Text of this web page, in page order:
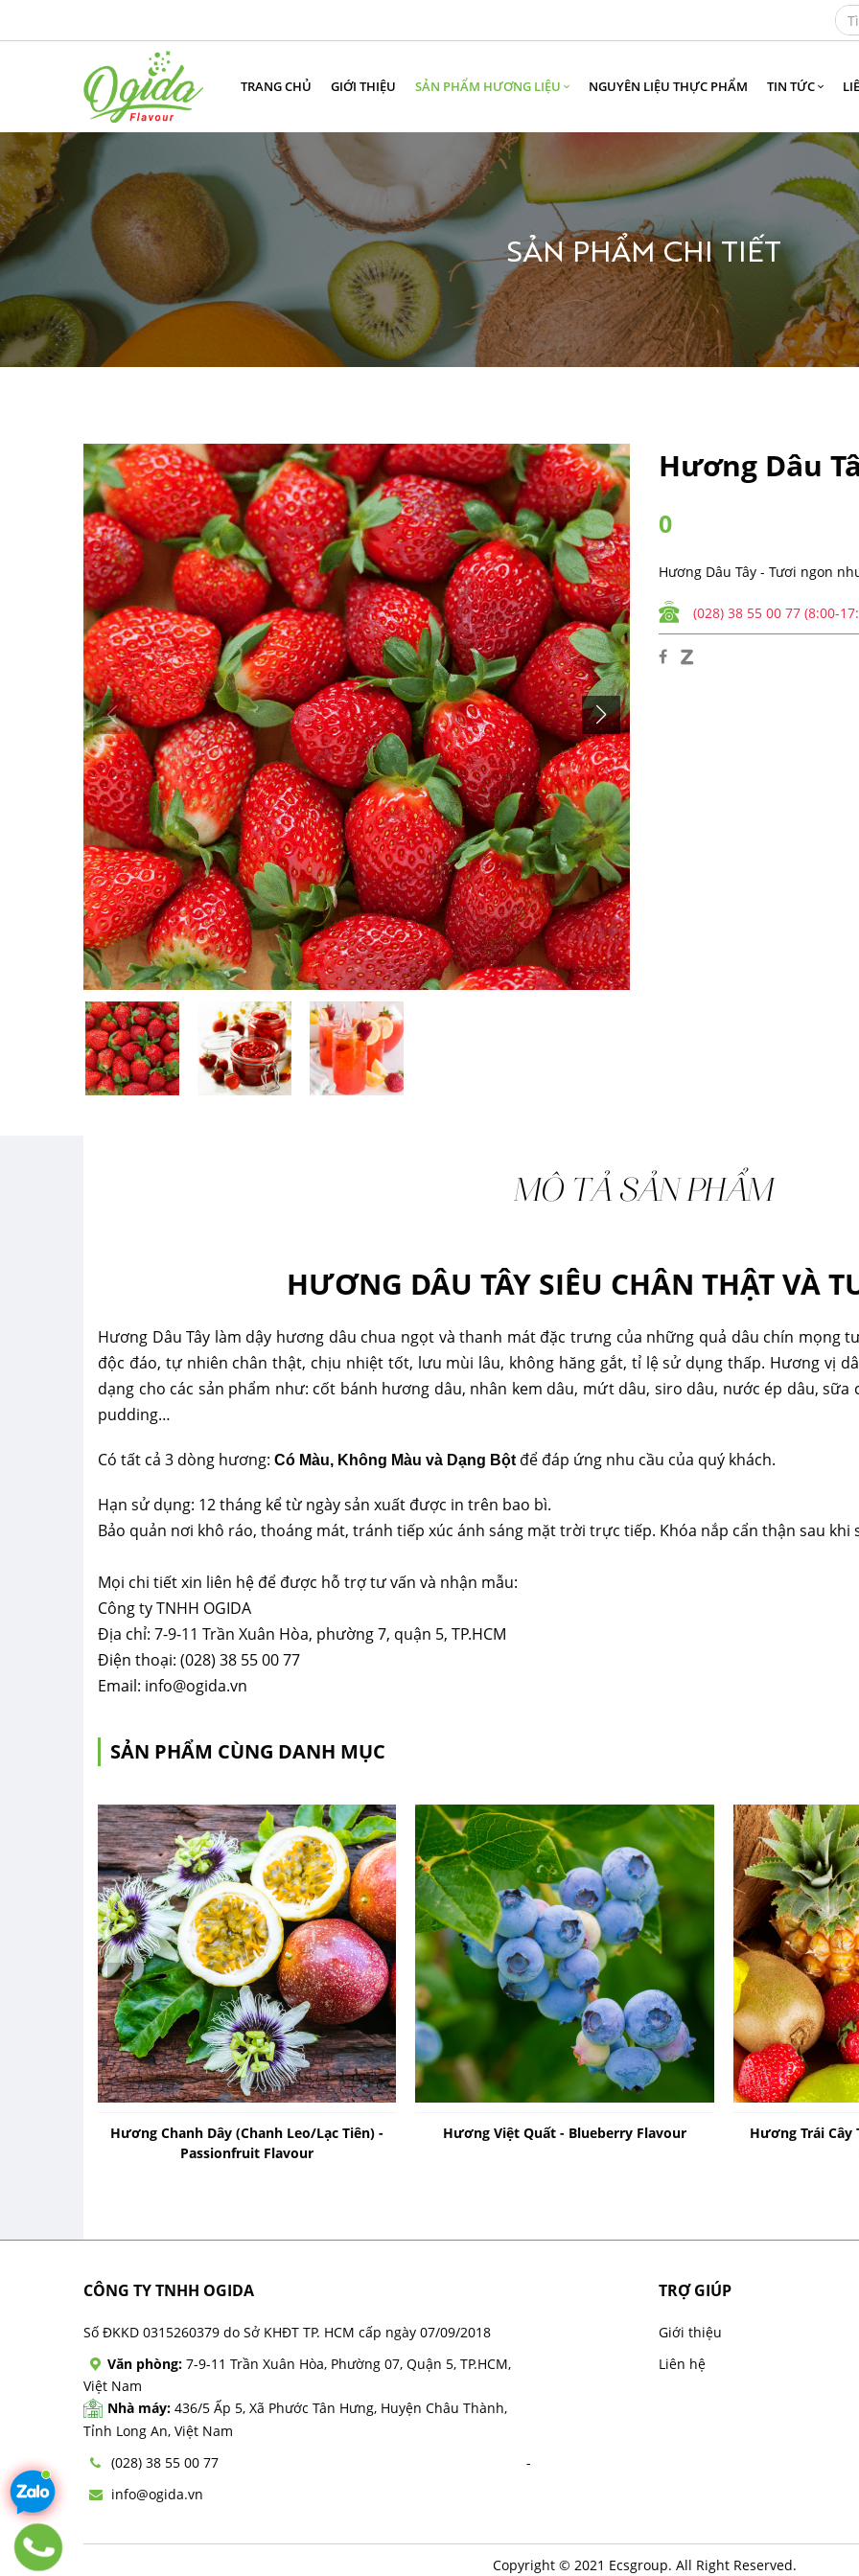
TRANG CHỦ GIỚI THIỆU SẢN PHẨM HƯƠNG LIỆU NGUYÊN LIỆU THỰC PHẨM TIN TỨC
SẢN PHẨM CHI TIẾT
Hương Dâu
0
Hương Dâu Tây - Tươi ngon
(028) 38 55 00 77 (8:00-
MÔ TẢ SẢN PHẨM
HƯƠNG DÂU TÂY SIÊU CHÂN THẬT VÀ
Hương Dâu Tây làm dậy hương dâu chua ngọt và thanh mát đặc trưng của những quả dâu chín mọng
độc đáo, tự nhiên chân thật, chịu nhiệt tốt, lưu mùi lâu, không hăng gắt, tỉ lệ sử dụng thấp. Hương vị
dạng cho các sản phẩm như: cốt bánh hương dâu, nhân kem dâu, mứt dâu, siro dâu, nước ép dâu,
pudding…
Có tất cả 3 dòng hương: Có Màu, Không Màu và Dạng Bộtđể đáp ứng nhu cầu của quý khách.
Hạn sử dụng: 12 tháng kể từ ngày sản xuất được in trên bao bì.
Bảo quản nơi khô ráo, thoáng mát, tránh tiếp xúc ánh sáng mặt trời trực tiếp. Khóa nắp cẩn thận sau khi
Mọi chi tiết xin liên hệ để được hỗ trợ tư vấn và nhận mẫu:
Công ty TNHH OGIDA
Địa chỉ: 7-9-11 Trần Xuân Hòa, phường 7, quận 5, TP.HCM
Điện thoại: (028) 38 55 00 77
Email: info@ogida.vn
SẢN PHẨM CÙNG DANH MỤC
Hương Chanh Dây (Chanh Leo/Lạc Tiên) -
Passionfruit Flavour
Hương Việt Quất - Blueberry Flavour
Hương Trái Cây
CÔNG TY TNHH OGIDA
Số ĐKKD 0315260379 do Sở KHĐT TP. HCM cấp ngày 07/09/2018
Văn phòng: 7-9-11 Trần Xuân Hòa, Phường 07, Quận 5, TP.HCM,
Việt Nam
Nhà máy: 436/5 Ấp 5, Xã Phước Tân Hưng, Huyện Châu Thành,
Tỉnh Long An, Việt Nam
(028) 38 55 00 77
info@ogida.vn
TRỢ GIÚP
Giới thiệu
Liên hệ
Copyright © 2021 Ecsgroup. All Right Reserved.